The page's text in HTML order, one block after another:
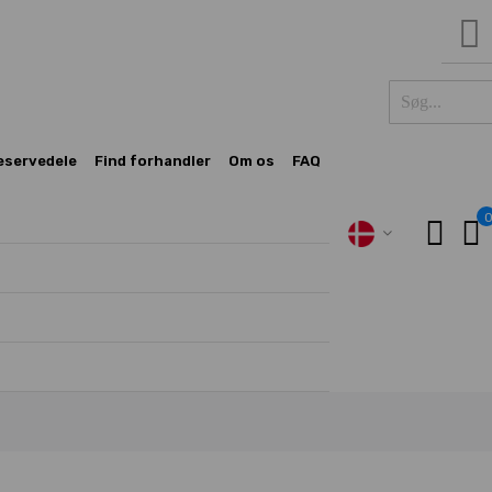
Find forhandler Om os FAQ
DK
0